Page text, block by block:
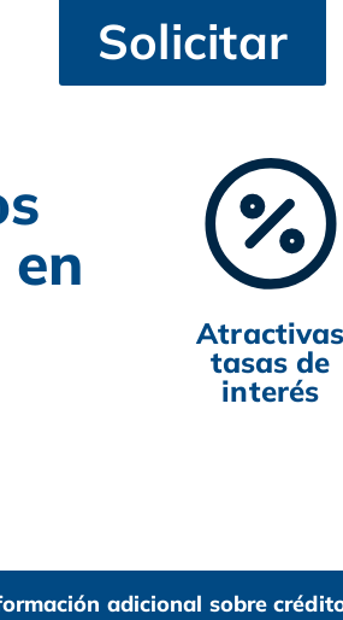
Solicitar
Atractivas
tasas de
interés
adicional sobre